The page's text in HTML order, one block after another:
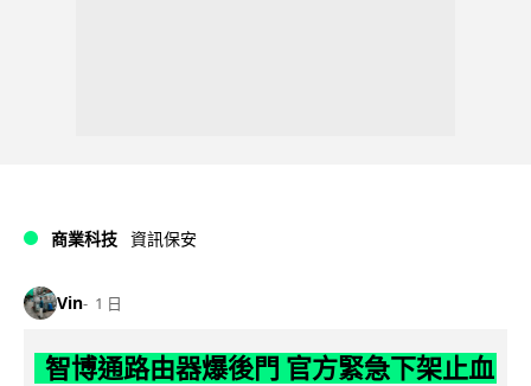
商業科技 資訊保安
Vin 1 日
智博通路由器爆後門 官方緊急下架止血